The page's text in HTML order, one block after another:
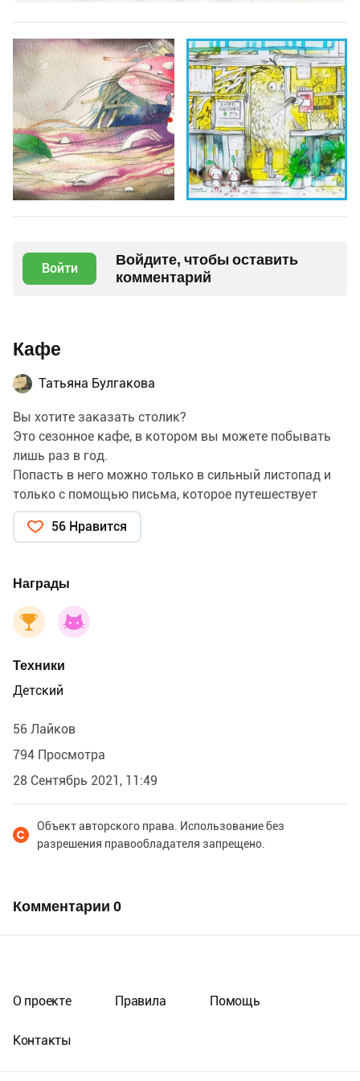
Войти
Войдите, чтобы оставить
комментарий
Кафе
Татьяна Булгакова
Вы хотите заказать столик?
Это сезонное кафе, в котором вы можете побывать
лишь раз в год.
Попасть в него можно только в сильный листопад и
только с помощью письма, которое путешествует
вместе с ветром.
Пустите письмо по ветру и как по волшебству листья
Столик заказан. Добро пожаловать!
56 Нравится
Награды
Техники
Детский
56 Лайков
794 Просмотра
28 Сентябрь 2021, 11:49
Объект авторского права. Использование без
разрешения правообладателя запрещено.
Комментарии 0
О проекте Правила Помощь
Контакты